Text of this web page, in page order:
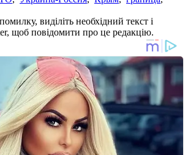
виділіть необхідний текст і
щоб повідомити про це редакцію.